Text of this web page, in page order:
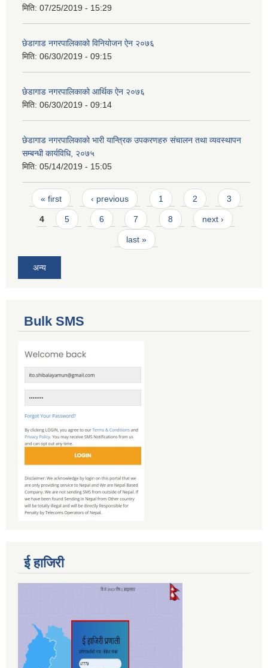
मिति: 07/25/2019 - 15:29
छेडागाड नगरपालिकाको विनियोजन ऐन २०७६
मिति: 06/30/2019 - 09:15
छेडागाड नगरपालिकाको आर्थिक ऐन २०७६
मिति: 06/30/2019 - 09:14
छेडागाड नगरपालिकाको भारी यान्त्रिक उपकरणहरु संचालन तथा व्यवस्थापन
सम्बन्धी कार्यविधि, २०७५
मिति: 05/14/2019 - 15:05
Pages
« first ‹ previous 1 2 3
4 5 6 7 8 next ›
last »
अन्य
Bulk SMS
ई हाजिरी